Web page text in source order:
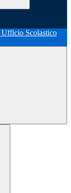
Ufficio Scolastico